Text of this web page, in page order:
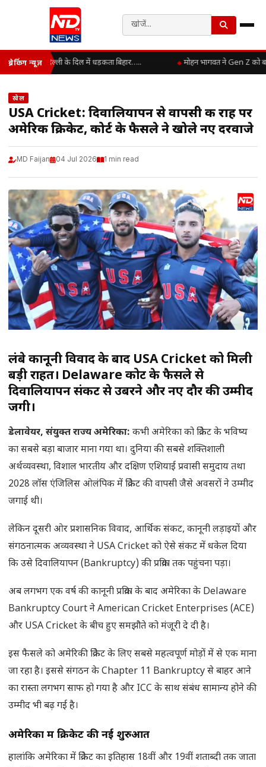
ब्रेकिंग न्यूज़ दिल्ली के दिल में धड़कता बिहार….. मोहन भागवत ने Gen Z को
खेल
USA Cricket: दिवालियापन से वापसी की राह पर
अमेरिकी क्रिकेट, कोर्ट के फैसले ने खोले नए दरवाजे
MD Faijan 04 Jul 2026 1 min read
लंबे कानूनी विवाद के बाद USA Cricket को मिली
बड़ी राहत। Delaware कोर्ट के फैसले से
दिवालियापन संकट से उबरने और नए दौर की उम्मीद
जगी।
डेलावेयर, संयुक्त राज्य अमेरिका: कभी अमेरिका को क्रिकेट के भविष्य
का सबसे बड़ा बाजार माना गया था। दुनिया की सबसे शक्तिशाली
अर्थव्यवस्था, विशाल भारतीय और दक्षिण एशियाई प्रवासी समुदाय तथा
2028 लॉस एंजिलिस ओलंपिक में क्रिकेट की वापसी जैसे अवसरों ने उम्मीद
जगाई थी।
लेकिन दूसरी ओर प्रशासनिक विवाद, आर्थिक संकट, कानूनी लड़ाइयों और
संगठनात्मक अव्यवस्था ने USA Cricket को ऐसे संकट में धकेल दिया
कि उसे दिवालियापन (Bankruptcy) की प्रक्रिया तक पहुंचना पड़ा।
अब लगभग एक वर्ष की कानूनी प्रक्रिया के बाद अमेरिका के Delaware
Bankruptcy Court ने American Cricket Enterprises (ACE)
और USA Cricket के बीच हुए समझौते को मंजूरी दे दी है।
इस फैसले को अमेरिकी क्रिकेट के लिए सबसे महत्वपूर्ण मोड़ों में से एक माना
जा रहा है। इससे संगठन के Chapter 11 Bankruptcy से बाहर आने
का रास्ता लगभग साफ हो गया है और ICC के साथ संबंध सामान्य होने की
उम्मीद भी बढ़ गई है।
अमेरिका में क्रिकेट की नई शुरुआत
हालांकि अमेरिका में क्रिकेट का इतिहास 18वीं और 19वीं शताब्दी तक जाता